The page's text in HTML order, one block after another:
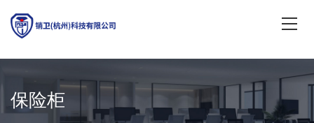
保险柜